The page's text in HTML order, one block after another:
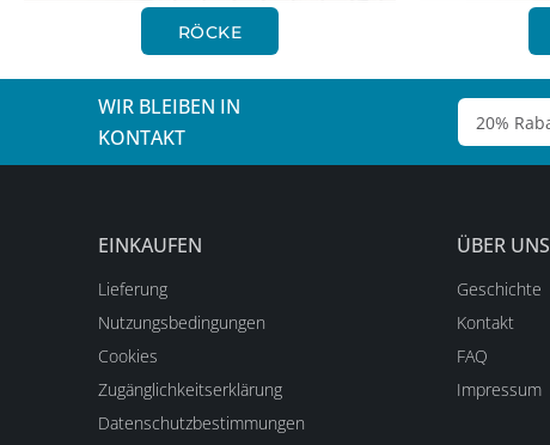
RÖCKE
WIR BLEIBEN IN
KONTAKT
EINKAUFEN
Lieferung
Nutzungsbedingungen
Cookies
Zugänglichkeitserklärung
Datenschutzbestimmungen
ÜBER UNS
Geschichte
Kontakt
FAQ
Impressum